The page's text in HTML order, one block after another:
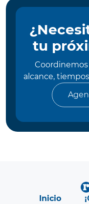
tu
alcance,
Inicio